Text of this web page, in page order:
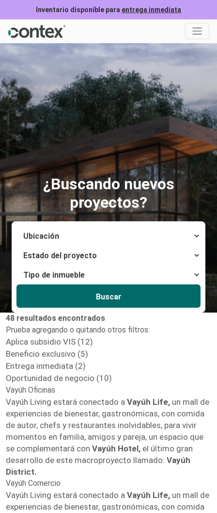
Inventario disponible para entrega inmediata
¿Buscando nuevos
proyectos?
Buscar
48 resultados encontrados
Prueba agregando o quitando otros filtros:
Aplica subsidio VIS (12)
Beneficio exclusivo (5)
Entrega inmediata (2)
Oportunidad de negocio (10)
Vayúh Oficinas
Vayúh Living estará conectado a Vayúh Life, un mall de
experiencias de bienestar, gastronómicas, con comida
de autor, chefs y restaurantes inolvidables, para vivir
momentos en familia, amigos y pareja, un espacio que
se complementará con Vayúh Hotel, el último gran
desarrollo de este macroproyecto llamado: Vayúh
District.
Vayúh Comercio
Vayúh Living estará conectado a Vayúh Life, un mall de
experiencias de bienestar, gastronómicas, con comida